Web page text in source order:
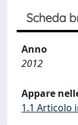
Scheda
Anno
2012
Appare
1.1 Articolo